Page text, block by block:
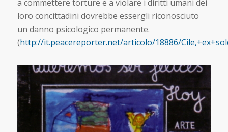
a commettere torture e a violare i diritti umani dei
loro concittadini dovrebbe essergli riconosciuto
un danno psicologico permanente.
(http://it.peacereporter.net/articolo/18886/